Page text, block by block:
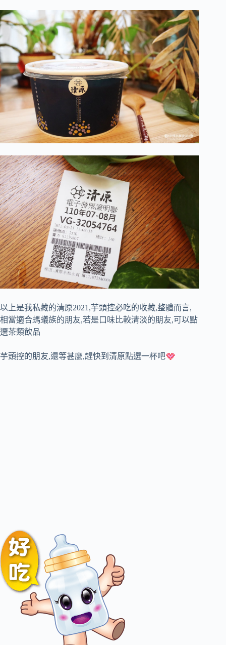
以上是我私藏的清原2021,芋頭控必吃的收藏,整體而言,
相當適合螞蟻族的朋友,若是口味比較清淡的朋友,可以點
選茶類飲品
芋頭控的朋友,還等甚麼,趕快到清原點選一杯吧